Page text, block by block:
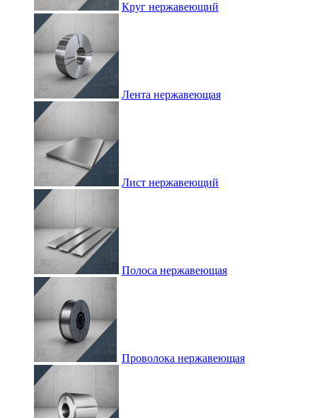
Круг нержавеющий
Лента нержавеющая
Лист нержавеющий
Полоса нержавеющая
Проволока нержавеющая